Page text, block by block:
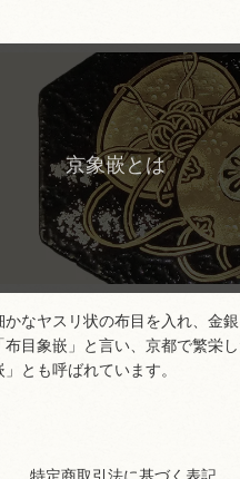
京象嵌とは
かなヤスリ状の布目を入れ、金
布目象嵌」と言い、京都で繁栄
」とも呼ばれています。